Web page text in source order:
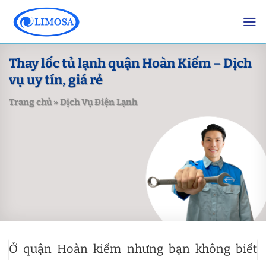
content
Thay lốc tủ lạnh quận Hoàn Kiếm – Dịch
vụ uy tín, giá rẻ
Trang chủ»Dịch Vụ Điện Lạnh
Ở quận Hoàn kiếm nhưng bạn không biết